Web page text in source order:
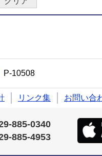
P-10508
リンク集 お問い合
885-0340
885-4953